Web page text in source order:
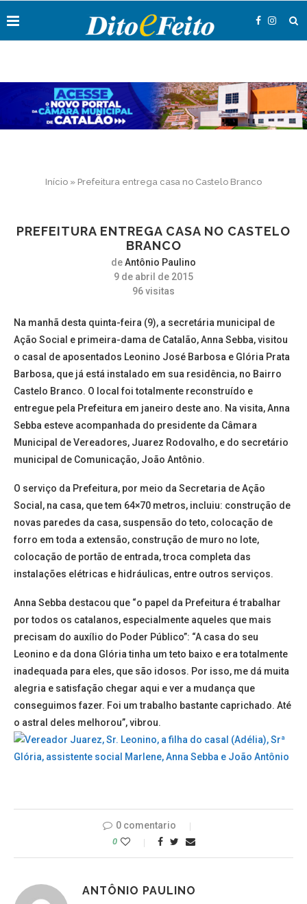
Início » Prefeitura entrega casa no Castelo Branco
PREFEITURA ENTREGA CASA NO CASTELO
BRANCO
deAntônio Paulino
9 de abril de 2015
96visitas
Na manhã desta quinta-feira (9), a secretária municipal de
Ação Social e primeira-dama de Catalão, Anna Sebba, visitou
o casal de aposentados Leonino José Barbosa e Glória Prata
Barbosa, que já está instalado em sua residência, no Bairro
Castelo Branco. O local foi totalmente reconstruído e
entregue pela Prefeitura em janeiro deste ano. Na visita, Anna
Sebba esteve acompanhada do presidente da Câmara
Municipal de Vereadores, Juarez Rodovalho, e do secretário
municipal de Comunicação, João Antônio.
O serviço da Prefeitura, por meio da Secretaria de Ação
Social, na casa, que tem 64×70 metros, incluiu: construção de
novas paredes da casa, suspensão do teto, colocação de
forro em toda a extensão, construção de muro no lote,
colocação de portão de entrada, troca completa das
instalações elétricas e hidráulicas, entre outros serviços.
Anna Sebba destacou que “o papel da Prefeitura é trabalhar
por todos os catalanos, especialmente aqueles que mais
precisam do auxílio do Poder Público”: “A casa do seu
Leonino e da dona Glória tinha um teto baixo e era totalmente
inadequada para eles, que são idosos. Por isso, me dá muita
alegria e satisfação chegar aqui e ver a mudança que
conseguimos fazer. Foi um trabalho bastante caprichado. Até
o astral deles melhorou”, vibrou.
0 comentario
0
ANTÔNIO PAULINO